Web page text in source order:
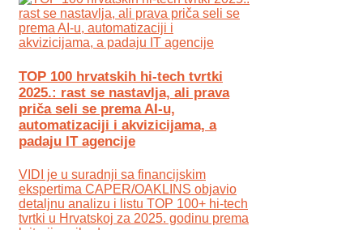
TOP 100 hrvatskih hi-tech tvrtki
2025.: rast se nastavlja, ali prava
priča seli se prema AI-u,
automatizaciji i akvizicijama, a
padaju IT agencije
VIDI je u suradnji sa financijskim
ekspertima CAPER/OAKLINS objavio
detaljnu analizu i listu TOP 100+ hi-tech
tvrtki u Hrvatskoj za 2025. godinu prema